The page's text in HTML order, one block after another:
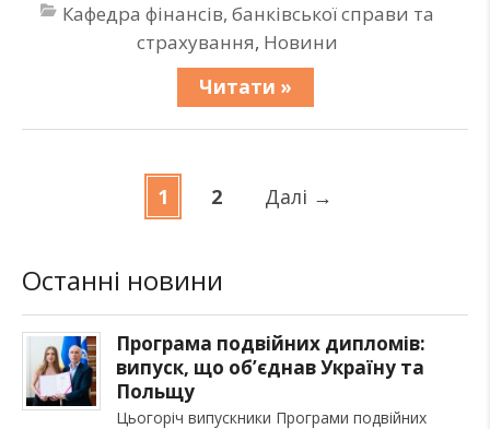
Кафедра фінансів, банківської справи та
страхування, Новини
Читати »
1 2 Далі →
Останні новини
Програма подвійних дипломів:
випуск, що об’єднав Україну та
Польщу
Цьогоріч випускники Програми подвійних